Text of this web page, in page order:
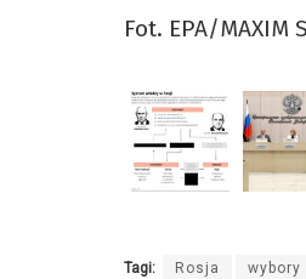
Fot. EPA/MAXIM
Tagi: Rosja wybory